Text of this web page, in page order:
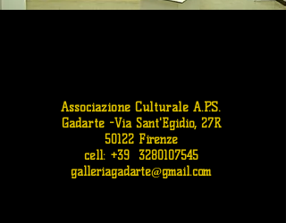
Associazione Culturale A.P.S.
Gadarte-Via Sant'Egidio, 27R
50122 Firenze
cell: +39 3280107545
galleriagadarte@gmail.com